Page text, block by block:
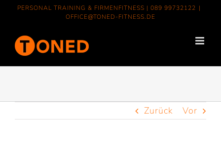
ZumPERSONAL TRAINING & FIRMENFITNESS | 089 99732122 |
OFFICE@TONED-FITNESS.DE
Zurück Vor